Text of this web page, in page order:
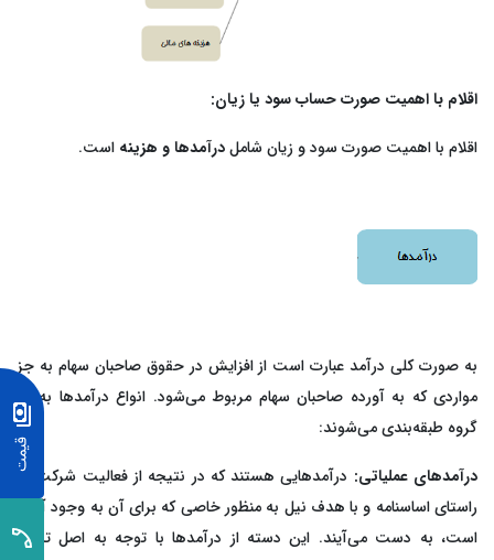
اقلام با اهمیت صورت حساب سود یا زیان:
اقلام با اهمیت صورت سود و زیان شاملدرآمدها و هزینه‌ است.
به صورت کلی درآمد عبارت است از افزایش در حقوق صاحبان سهام به جز
مواردی که به آورده صاحبان سهام مربوط می‌شود. انواع درآمدها به دو
گروه طبقه‌بندی می‌شوند:
درآمدهای عملیاتی: درآمدهایی هستند که در نتیجه از فعالیت شرکت در
راستای اساسنامه و با هدف نیل به منظور خاصی که برای آن به وجود آمده
است، به دست می‌آیند. این دسته از درآمدها با توجه به اصل تداوم